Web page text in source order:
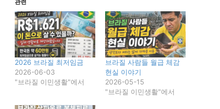
관련
2026 브라질 최저임금
2026-06-03
"브라질 이민생활"에서
브라질 사람들 월급 체감
현실 이야기
2026-05-15
"브라질 이민생활"에서